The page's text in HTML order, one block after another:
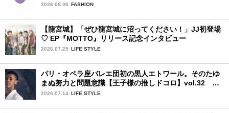
中！
2026.08.06 FASHION
【龍宮城】「ぜひ龍宮城に沼ってください！」JJ初登場
♡ EP『MOTTO』リリース記念インタビュー
2026.07.25 LIFE STYLE
パリ・オペラ座バレエ団初の黒人エトワール。そのたゆ
まぬ努力と問題意識【王子様の推しドコロ】vol.32 ギ
ヨーム・ディオップさん
2026.07.14 LIFE STYLE